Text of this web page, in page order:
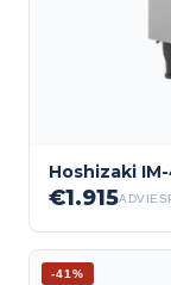
Hoshizaki
€1.915
-41 %